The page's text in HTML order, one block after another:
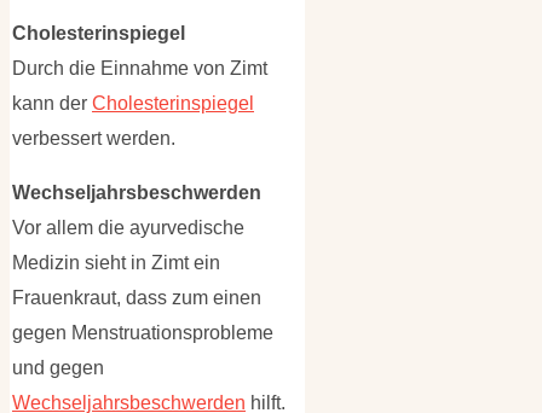
Cholesterinspiegel
Durch die Einnahme von Zimt
kann der Cholesterinspiegel
verbessert werden.
Wechseljahrsbeschwerden
Vor allem die ayurvedische
Medizin sieht in Zimt ein
Frauenkraut, dass zum einen
gegen Menstruationsprobleme
und gegen
Wechseljahrsbeschwerden hilft.